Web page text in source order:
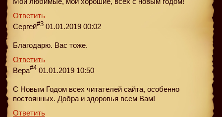
Ответить
Сергей#3 01.01.2019 00:02
Благодарю. Вас тоже.
Ответить
Вера#4 01.01.2019 10:50
С Новым Годом всех читателей сайта, особенно
постоянных. Добра и здоровья всем Вам!
Ответить